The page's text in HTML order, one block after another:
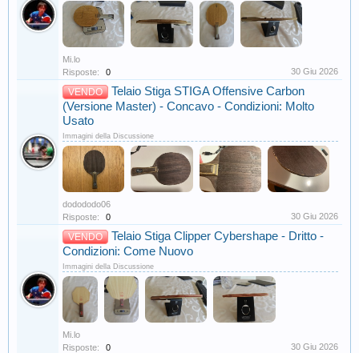
Mi.lo
Risposte:
0 30 Giu 2026
VENDO
Telaio Stiga STIGA Offensive Carbon
(Versione Master) - Concavo - Condizioni: Molto
Usato
Immagini della Discussione
dodododo06
Risposte:
0 30 Giu 2026
VENDO
Telaio Stiga Clipper Cybershape - Dritto -
Condizioni: Come Nuovo
Immagini della Discussione
Mi.lo
Risposte:
0 30 Giu 2026